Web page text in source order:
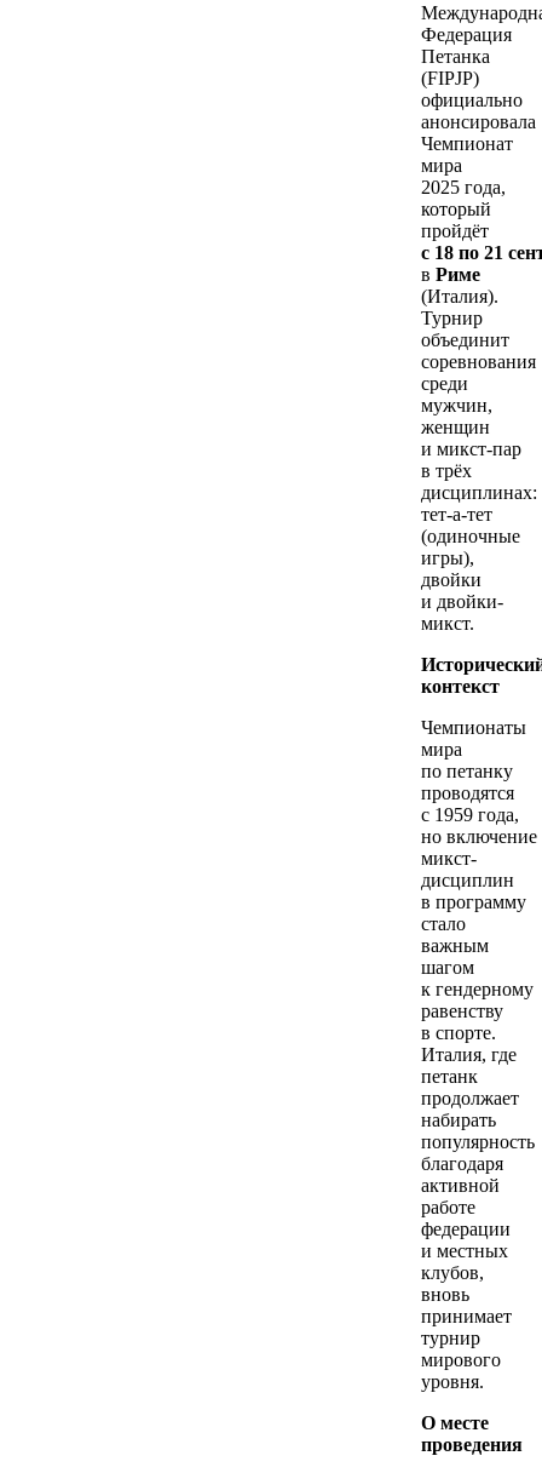
Федерация
Петанка
(FIPJP)
официально
анонсировала
Чемпионат
мира
2025 года,
который
пройдёт
с 18 по 21
в Риме
(Италия).
Турнир
объединит
соревнования
среди
мужчин,
женщин
и микст-пар
в трёх
дисциплинах:
тет-а-тет
(одиночные
игры),
двойки
и двойки-
микст.
контекст
Чемпионаты
мира
по петанку
проводятся
с 1959 года,
но включение
микст-
дисциплин
в программу
стало
важным
шагом
к гендерному
равенству
в спорте.
Италия, где
петанк
продолжает
набирать
популярность
благодаря
активной
работе
федерации
и местных
клубов,
вновь
принимает
турнир
мирового
уровня.
О месте
проведения